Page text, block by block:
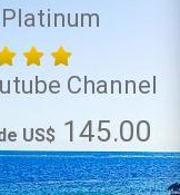
US$ 145.00